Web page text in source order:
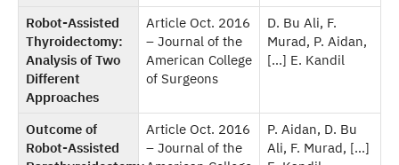
Robot-Assisted
Thyroidectomy:
Analysis of Two
Different
Approaches
Article Oct. 2016
– Journal of the
American College
of Surgeons
D. Bu Ali, F.
Murad, P. Aidan,
[…] E. Kandil
Outcome of
Robot-Assisted
Article Oct. 2016
– Journal of the
P. Aidan, D. Bu
Ali, F. Murad, […]